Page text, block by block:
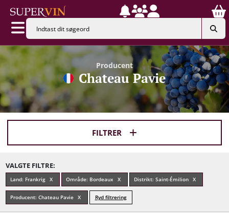
Producent
Chateau Pavie
FILTRER
VALGTE FILTRE:
Land: Frankrig Område: Bordeaux Distrikt: Saint-Émilion
Producent: Chateau Pavie Ryd filtrering